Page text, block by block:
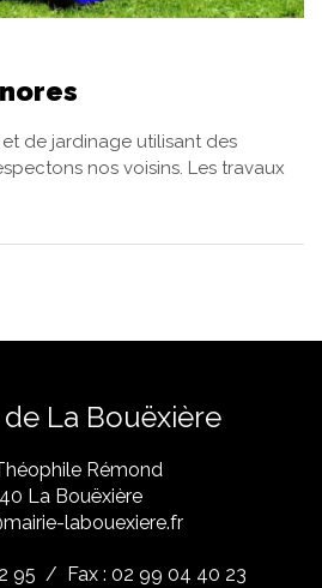
de jardinage utilisant des
nos voisins. Les travaux
La Bouëxière
Rémond
La Bouëxière
labouexiere.fr
95 / Fax : 02 99 04 40 23